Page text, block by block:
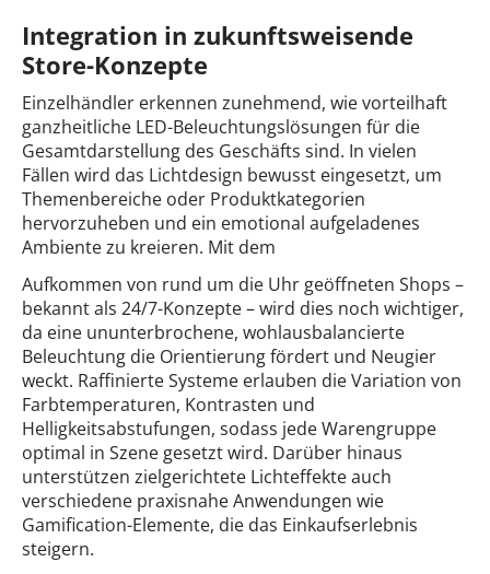
Integration in zukunftsweisende
Store-Konzepte
Einzelhändler erkennen zunehmend, wie vorteilhaft
ganzheitliche LED-Beleuchtungslösungen für die
Gesamtdarstellung des Geschäfts sind. In vielen
Fällen wird das Lichtdesign bewusst eingesetzt, um
Themenbereiche oder Produktkategorien
hervorzuheben und ein emotional aufgeladenes
Ambiente zu kreieren. Mit dem
Aufkommen von rund um die Uhr geöffneten Shops –
bekannt als 24/7-Konzepte – wird dies noch wichtiger,
da eine ununterbrochene, wohlausbalancierte
Beleuchtung die Orientierung fördert und Neugier
weckt. Raffinierte Systeme erlauben die Variation von
Farbtemperaturen, Kontrasten und
Helligkeitsabstufungen, sodass jede Warengruppe
optimal in Szene gesetzt wird. Darüber hinaus
unterstützen zielgerichtete Lichteffekte auch
verschiedene praxisnahe Anwendungen wie
Gamification-Elemente, die das Einkaufserlebnis
steigern.